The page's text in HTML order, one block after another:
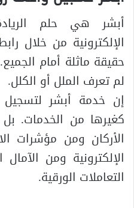
أبشر هي حلم
الإلكترونية من خلال
حقيقة ماثلة أمام
لم تعرف الملل أو الكلل.
إن خدمة أبشر لتسجيل
كغيرها من الخدمات.
الأركان ومن مؤشرات
الإلكترونية ومن
التعاملات الورقية.